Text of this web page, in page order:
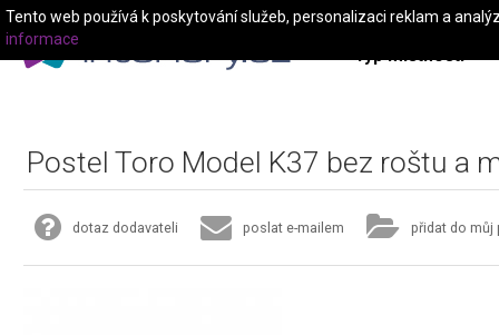
Typ místnosti
Postel Toro Model K37 bez roštu a
dotaz dodavateli poslat e-mailem přidat do můj
Tento web používá k poskytování služeb, personalizaci reklam a
informace